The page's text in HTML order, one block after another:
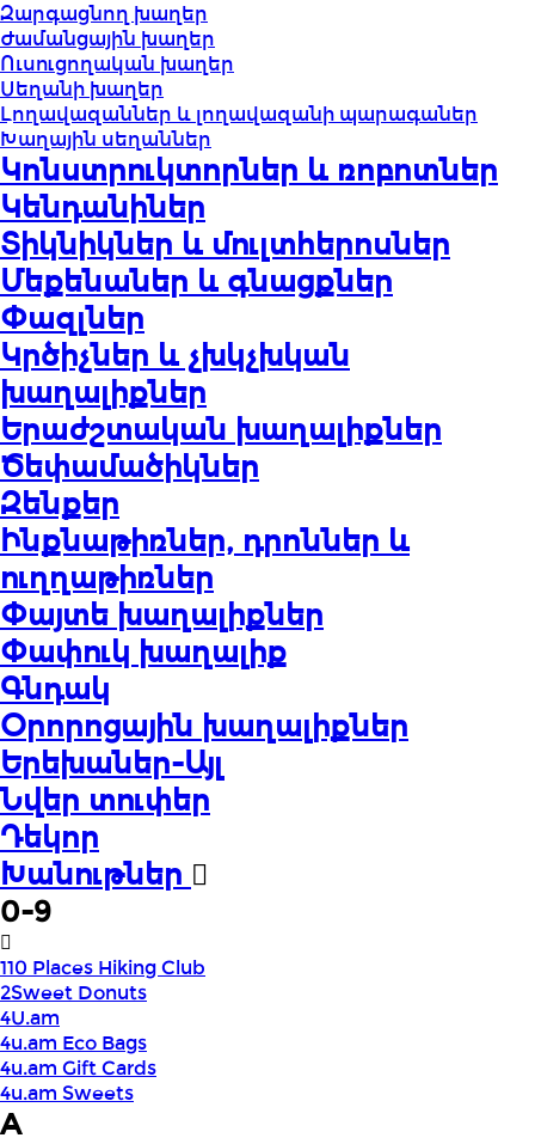
Զարգացնող խաղեր
Ժամանցային խաղեր
Ուսուցողական խաղեր
Սեղանի խաղեր
Լողավազաններ և լողավազանի պարագաներ
Խաղային սեղաններ
Կոնստրուկտորներ և ռոբոտներ
Կենդանիներ
Տիկնիկներ և մուլտհերոսներ
Մեքենաներ և գնացքներ
Փազլներ
Կրծիչներ և չխկչխկան
խաղալիքներ
Երաժշտական խաղալիքներ
Ծեփամածիկներ
Զենքեր
Ինքնաթիռներ, դրոններ և
ուղղաթիռներ
Փայտե խաղալիքներ
Փափուկ խաղալիք
Գնդակ
Օրորոցային խաղալիքներ
Երեխաներ-Այլ
Նվեր տուփեր
Դեկոր
Խանութներ
0-9
110 Places Hiking Club
2Sweet Donuts
4U.am
4u.am Eco Bags
4u.am Gift Cards
4u.am Sweets
A